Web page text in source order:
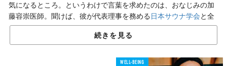
気になるところ。というわけで言葉を求めたのは、おなじみの加
藤容崇医師。聞けば、彼が代表理事を務める 日本サウナ学会と全
国のサウナ施設とが協力し、感染症対策に取り組んでいるとい
この時代における“正しいサウナの選び方”とは——。
続きを見る
WELL-BEING